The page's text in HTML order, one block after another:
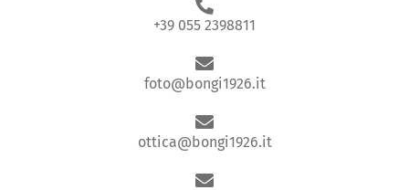
+39 055 2398811
foto@bongi1926.it
ottica@bongi1926.it